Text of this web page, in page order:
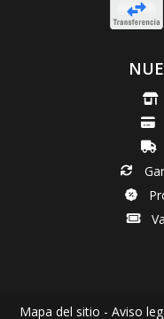
Mapa del sitio - Aviso